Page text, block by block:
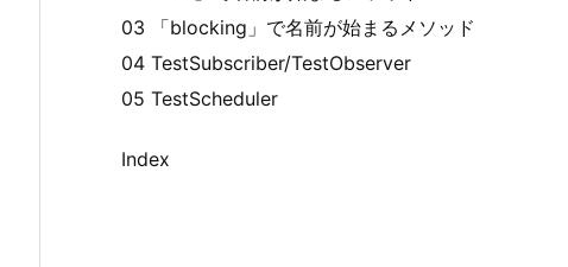
03 「blocking」で名前が始まるメソッド
04 TestSubscriber/TestObserver
05 TestScheduler
Index